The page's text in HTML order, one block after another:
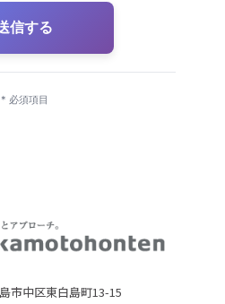
信する
* 必須項目
市中区東白島町13-15